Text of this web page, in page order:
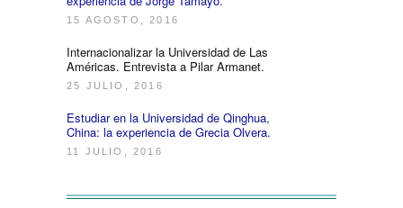
15 AGOSTO, 2016
Internacionalizar la Universidad de Las
Américas. Entrevista a Pilar Armanet.
25 JULIO, 2016
Estudiar en la Universidad de Qinghua,
China: la experiencia de Grecia Olvera.
11 JULIO, 2016